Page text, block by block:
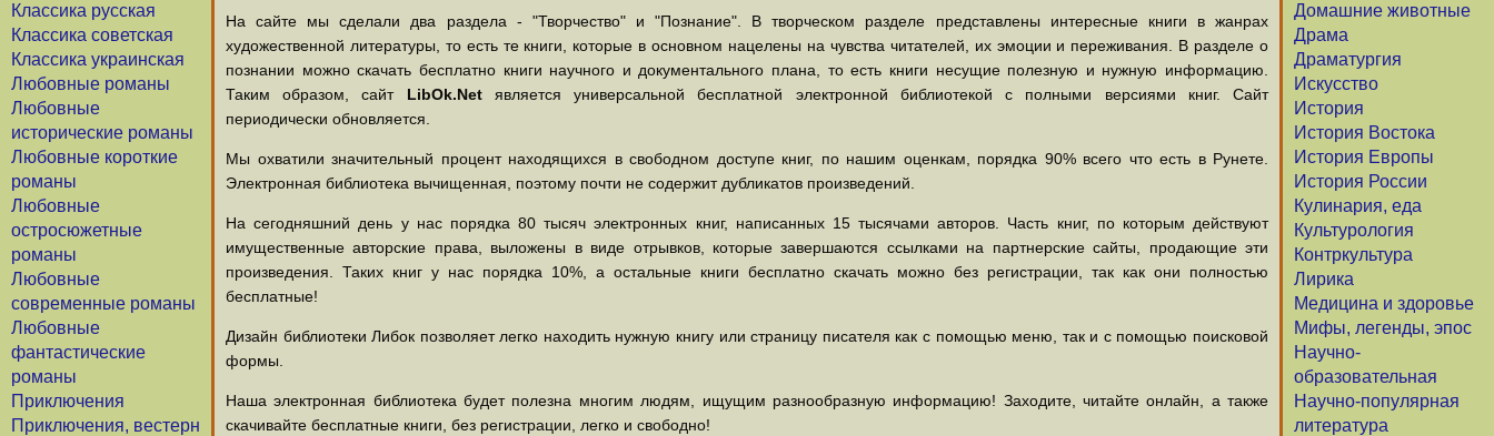
Классика русская
Классика советская
Классика украинская
Любовные романы
Любовные
исторические романы
Любовные короткие
романы
Любовные
остросюжетные
романы
Любовные
современные романы
Любовные
фантастические
романы
Приключения
Приключения, вестерн
Домашние животные
Драма
Драматургия
Искусство
История
История Востока
История Европы
История России
Кулинария, еда
Культурология
Контркультура
Лирика
Медицина и здоровье
Мифы, легенды, эпос
Научно-
образовательная
Научно-популярная
литература
На сайте мы сделали два раздела - "Творчество" и "Познание". В творческом разделе представлены интересные книги в жанрах
художественной литературы, то есть те книги, которые в основном нацелены на чувства читателей, их эмоции и переживания. В разделе о
познании можно скачать бесплатно книги научного и документального плана, то есть книги несущие полезную и нужную информацию.
Таким образом, сайт LibOk.Netявляется универсальной бесплатной электронной библиотекой с полными версиями книг. Сайт
периодически обновляется.
Мы охватили значительный процент находящихся в свободном доступе книг, по нашим оценкам, порядка 90% всего что есть в Рунете.
Электронная библиотека вычищенная, поэтому почти не содержит дубликатов произведений.
На сегодняшний день у нас порядка 80 тысяч электронных книг, написанных 15 тысячами авторов. Часть книг, по которым действуют
имущественные авторские права, выложены в виде отрывков, которые завершаются ссылками на партнерские сайты, продающие эти
произведения. Таких книг у нас порядка 10%, а остальные книги бесплатно скачать можно без регистрации, так как они полностью
бесплатные!
Дизайн библиотеки Либок позволяет легко находить нужную книгу или страницу писателя как с помощью меню, так и с помощью поисковой
формы.
Наша электронная библиотека будет полезна многим людям, ищущим разнообразную информацию! Заходите, читайте онлайн, а также
скачивайте бесплатные книги, без регистрации, легко и свободно!